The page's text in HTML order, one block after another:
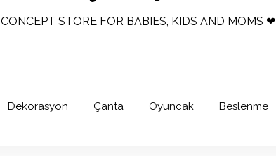
CONCEPT STORE FOR BABIES, KIDS AND MOMS ❤
Dekorasyon Çanta Oyuncak Beslenme